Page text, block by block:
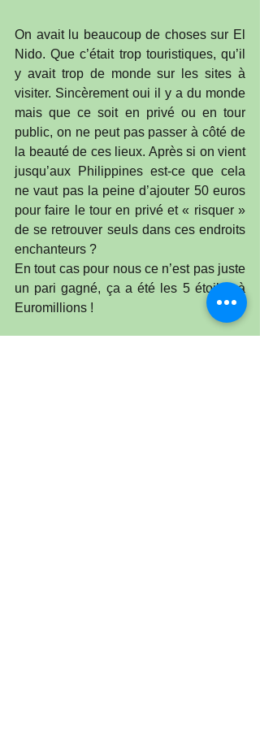
On avait lu beaucoup de choses sur El
Nido. Que c’était trop touristiques, qu’il
y avait trop de monde sur les sites à
visiter. Sincèrement oui il y a du monde
mais que ce soit en privé ou en tour
public, on ne peut pas passer à côté de
la beauté de ces lieux. Après si on vient
jusqu’aux Philippines est-ce que cela
ne vaut pas la peine d’ajouter 50 euros
pour faire le tour en privé et « risquer »
de se retrouver seuls dans ces endroits
enchanteurs ?
En tout cas pour nous ce n’est pas juste
un pari gagné, ça a été les 5 étoiles à
Euromillions !